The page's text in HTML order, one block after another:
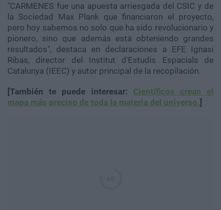
"CARMENES fue una apuesta arriesgada del CSIC y de
la Sociedad Max Plank que financiaron el proyecto,
pero hoy sabemos no solo que ha sido revolucionario y
pionero, sino que además está obteniendo grandes
resultados", destaca en declaraciones a EFE Ignasi
Ribas, director del Institut d'Estudis Espacials de
Catalunya (IEEC) y autor principal de la recopilación.
[También te puede interesar: Científicos crean el
mapa más preciso de toda la materia del universo.]